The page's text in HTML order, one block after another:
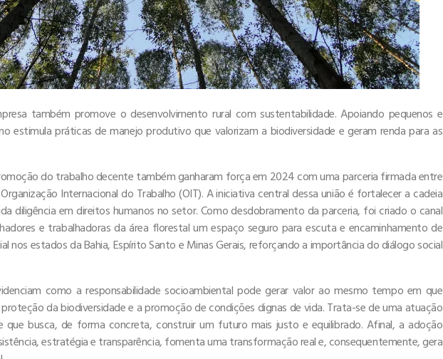
também promove o desenvolvimento rural com sustentabilidade. Apoiando pequenos e
estimula práticas de manejo produtivo que valorizam a biodiversidade e geram renda para as
do trabalho decente também ganharam força em 2024 com uma parceria firmada entre
Internacional do Trabalho (OIT). A iniciativa central dessa união é fortalecer a cadeia
diligência em direitos humanos no setor. Como desdobramento da parceria, foi criado o canal
e trabalhadoras da área florestal um espaço seguro para escuta e encaminhamento de
nos estados da Bahia, Espírito Santo e Minas Gerais, reforçando a importância do diálogo social
como a responsabilidade socioambiental pode gerar valor ao mesmo tempo em que
da biodiversidade e a promoção de condições dignas de vida. Trata-se de uma atuação
que busca, de forma concreta, construir um futuro mais justo e equilibrado. Afinal, a adoção
estratégia e transparência, fomenta uma transformação real e, consequentemente, gera